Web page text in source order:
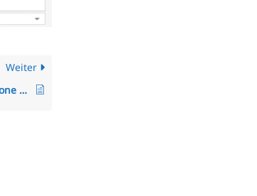
Weiter
Wie ändere ich die Zeitzone des Mitarbeiters?